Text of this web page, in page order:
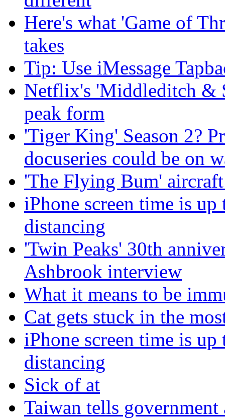
Here's what 'Game of
takes
Tip: Use iMessage
Netflix's 'Middleditch &
peak form
'Tiger King' Season 2?
docuseries could be on
'The Flying Bum'
iPhone screen time is
distancing
'Twin Peaks' 30th
Ashbrook interview
What it means to be
Cat gets stuck in the
iPhone screen time is
distancing
Sick of at
Taiwan tells